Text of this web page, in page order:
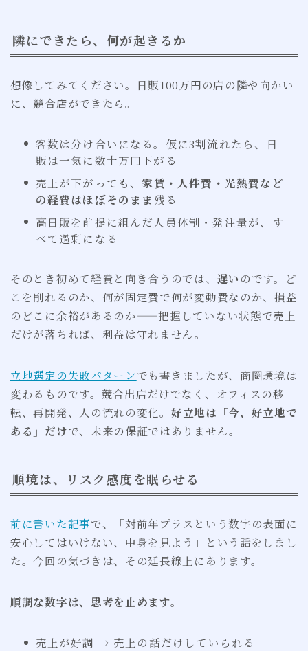
隣にできたら、何が起きるか
想像してみてください。日販100万円の店の隣や向かい
に、競合店ができたら。
客数は分け合いになる。仮に3割流れたら、日
販は一気に数十万円下がる
売上が下がっても、家賃・人件費・光熱費など
の経費はほぼそのまま 残る
高日販を前提に組んだ人員体制・発注量が、す
べて過剰になる
そのとき初めて経費と向き合うのでは、 遅い のです。ど
こを削れるのか、何が固定費で何が変動費なのか、損益
のどこに余裕があるのか——把握していない状態で売上
だけが落ちれば、利益は守れません。
立地選定の失敗パターンでも書きましたが、商圏環境は
変わるものです。競合出店だけでなく、オフィスの移
転、再開発、人の流れの変化。 好立地は「今、好立地で
ある」だけで、未来の保証ではありません。
順境は、リスク感度を眠らせる
前に書いた記事で、「対前年プラスという数字の表面に
安心してはいけない、中身を見よう」という話をしまし
た。今回の気づきは、その延長線上にあります。
順調な数字は、思考を止めます。
売上が好調 → 売上の話だけしていられる